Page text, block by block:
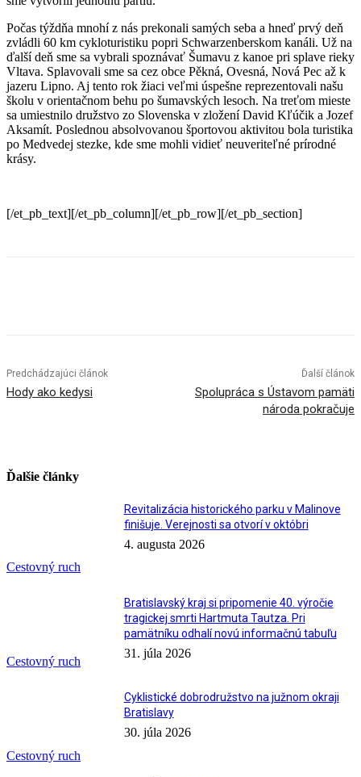
Počas týždňa mnohí z nás prekonali samých seba a hneď prvý deň
zvládli 60 km cykloturistiku popri Schwarzenberskom kanáli. Už na
ďalší deň sme sa vybrali spoznávať Šumavu z kanoe pri splave rieky
Vltava. Splavovali sme sa cez obce Pěkná, Ovesná, Nová Pec až k
jazeru Lipno. Aj tento rok žiaci veľmi úspešne reprezentovali našu
školu v orientačnom behu po šumavských lesoch. Na treťom mieste
sa umiestnilo družstvo zo Slovenska v zložení David Kľúčik a Jozef
Aksamít. Poslednou absolvovanou športovou aktivitou bola turistika
po Medvedej stezke, kde sme mohli vidieť neuveriteľné prírodné
krásy.
[/et_pb_text][/et_pb_column][/et_pb_row][/et_pb_section]
Predchádzajúci článok
Hody ako kedysi
Ďalší článok
Spolupráca s Ústavom pamäti
národa pokračuje
Ďalšie články
Cestovný ruch
Revitalizácia historického parku v Malinove
finišuje. Verejnosti sa otvorí v októbri
4. augusta 2026
Cestovný ruch
Bratislavský kraj si pripomenie 40. výročie
tragickej smrti Hartmuta Tautza. Pri
pamätníku odhalí novú informačnú tabuľu
31. júla 2026
Cestovný ruch
Cyklistické dobrodružstvo na južnom okraji
Bratislavy
30. júla 2026